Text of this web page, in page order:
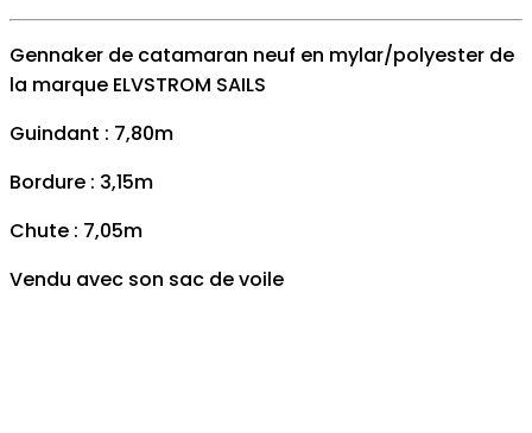
Gennaker de catamaran neuf en mylar/polyester de
la marque ELVSTROM SAILS
Guindant : 7,80m
Bordure : 3,15m
Chute : 7,05m
Vendu avec son sac de voile